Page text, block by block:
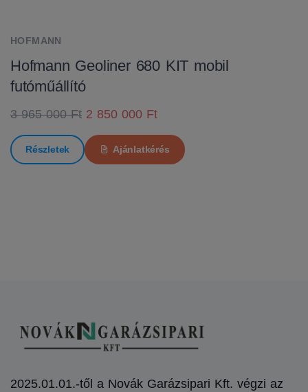
HOFMANN
Hofmann Geoliner 680 KIT mobil
futóműállító
3 965 000 Ft 2 850 000 Ft
Részletek Ajánlatkérés
2025.01.01.-től a Novák Garázsipari Kft. végzi az